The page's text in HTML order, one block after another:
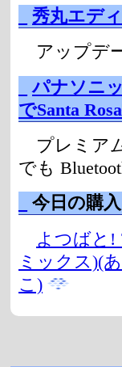
秀丸エデ
アップデ
パナソニ
でSanta
プレミア
でも
今日の購入
よつばと!
ミックス)(
こ)